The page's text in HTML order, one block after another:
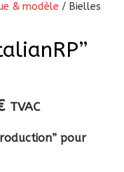
& modèle / Bielles
Plage
prix :
TVAC
pour